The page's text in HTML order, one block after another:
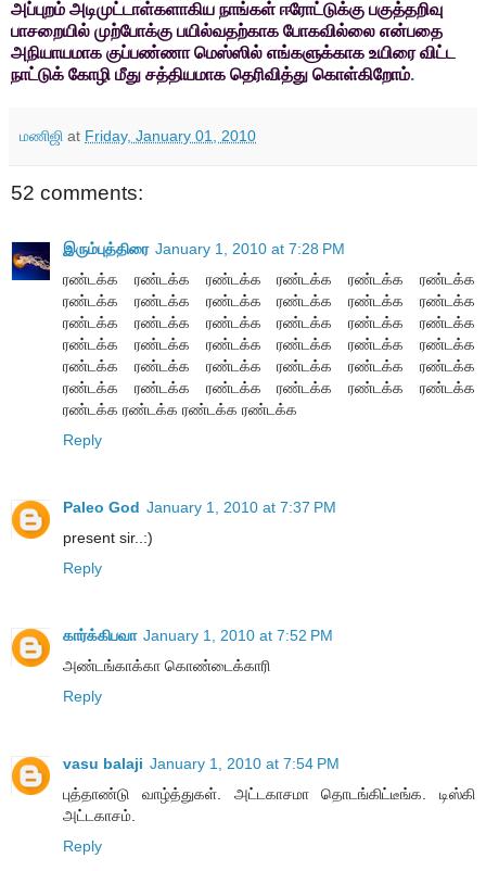
அப்புறம் அடிமுட்டாள்களாகிய நாங்கள் ஈரோட்டுக்கு பகுத்தறிவு
பாசறையில் முற்போக்கு பயில்வதற்காக போகவில்லை என்பதை
அநியாயமாக குப்பண்ணா மெஸ்ஸில் எங்களுக்காக உயிரை விட்ட
நாட்டுக் கோழி மீது சத்தியமாக தெரிவித்து கொள்கிறோம்.
மணிஜி at Friday, January 01, 2010
52 comments:
இரும்புத்திரை January 1, 2010 at 7:28 PM
ரண்டக்க ரண்டக்க ரண்டக்க ரண்டக்க ரண்டக்க ரண்டக்க
ரண்டக்க ரண்டக்க ரண்டக்க ரண்டக்க ரண்டக்க ரண்டக்க
ரண்டக்க ரண்டக்க ரண்டக்க ரண்டக்க ரண்டக்க ரண்டக்க
ரண்டக்க ரண்டக்க ரண்டக்க ரண்டக்க ரண்டக்க ரண்டக்க
ரண்டக்க ரண்டக்க ரண்டக்க ரண்டக்க ரண்டக்க ரண்டக்க
ரண்டக்க ரண்டக்க ரண்டக்க ரண்டக்க ரண்டக்க ரண்டக்க
ரண்டக்க ரண்டக்க ரண்டக்க ரண்டக்க
Reply
Paleo God January 1, 2010 at 7:37 PM
present sir..:)
Reply
கார்க்கிபவா January 1, 2010 at 7:52 PM
அண்டங்காக்கா கொண்டைக்காரி
Reply
vasu balaji January 1, 2010 at 7:54 PM
புத்தாண்டு வாழ்த்துகள். அட்டகாசமா தொடங்கிட்டீங்க. டிஸ்கி
அட்டகாசம்.
Reply